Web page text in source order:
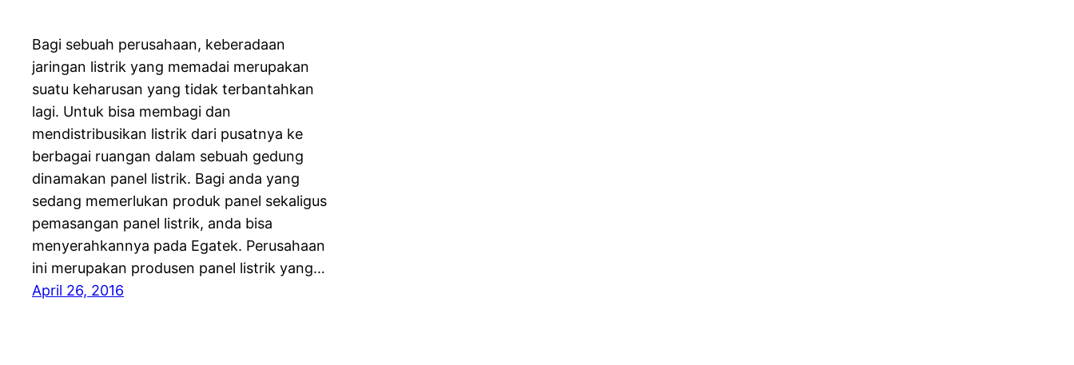
Bagi sebuah perusahaan, keberadaan
jaringan listrik yang memadai merupakan
suatu keharusan yang tidak terbantahkan
lagi. Untuk bisa membagi dan
mendistribusikan listrik dari pusatnya ke
berbagai ruangan dalam sebuah gedung
dinamakan panel listrik. Bagi anda yang
sedang memerlukan produk panel sekaligus
pemasangan panel listrik, anda bisa
menyerahkannya pada Egatek. Perusahaan
ini merupakan produsen panel listrik yang…
April 26, 2016